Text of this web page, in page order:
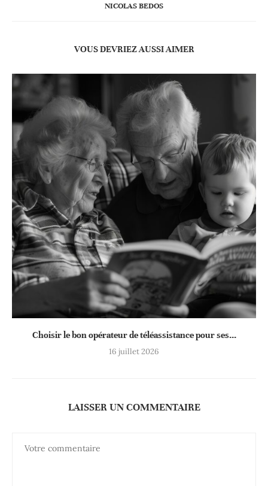
NICOLAS BEDOS
VOUS DEVRIEZ AUSSI AIMER
Choisir le bon opérateur de téléassistance pour ses...
16 juillet 2026
LAISSER UN COMMENTAIRE